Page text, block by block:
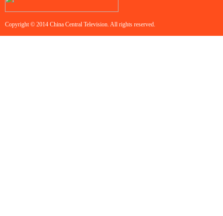
Copyright © 2014 China Central Television. All rights reserved.